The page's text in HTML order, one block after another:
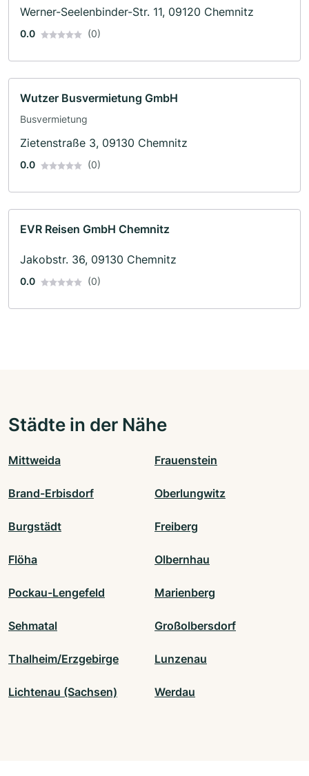
Werner-Seelenbinder-Str. 11, 09120 Chemnitz
0.0 (0)
Wutzer Busvermietung GmbH
Busvermietung
Zietenstraße 3, 09130 Chemnitz
0.0 (0)
EVR Reisen GmbH Chemnitz
Jakobstr. 36, 09130 Chemnitz
0.0 (0)
Städte in der Nähe
Mittweida Frauenstein
Brand-Erbisdorf Oberlungwitz
Burgstädt Freiberg
Flöha Olbernhau
Pockau-Lengefeld Marienberg
Sehmatal Großolbersdorf
Thalheim/Erzgebirge Lunzenau
Lichtenau (Sachsen) Werdau